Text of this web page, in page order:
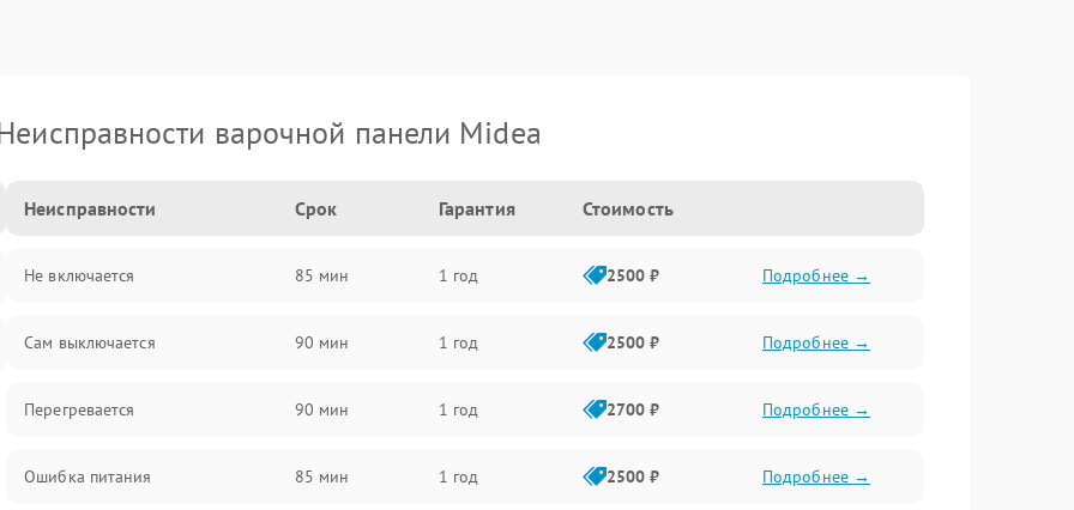
варочной панели Midea
Неисправности Срок Гарантия Стоимость
Не включается 85 мин 1 год 2500 ₽ Подробнее →
Сам выключается 90 мин 1 год 2500 ₽ Подробнее →
Перегревается 90 мин 1 год 2700 ₽ Подробнее →
Ошибка питания 85 мин 1 год 2500 ₽ Подробнее →